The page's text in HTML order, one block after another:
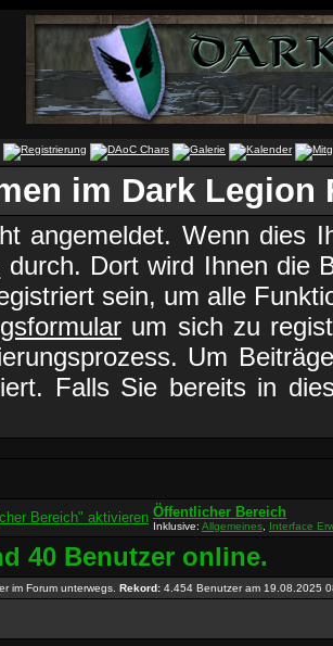
im Dark Legion
angemeldet. Wenn dies
durch. Dort wird Ihnen die
sein, um alle
um sich zu
Um
Falls Sie bereits in
Öffentlicher Bereich
Inklusive: Allgemeines Interface
40 Benutzer online.
im Forum unterwegs. Rekord: 4.454 Benutzer am 19.08.2025